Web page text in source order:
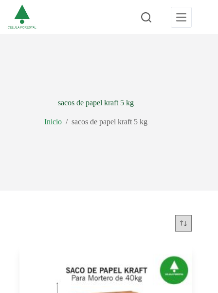
contenido
sacos de papel kraft 5 kg
Inicio / sacos de papel kraft 5 kg